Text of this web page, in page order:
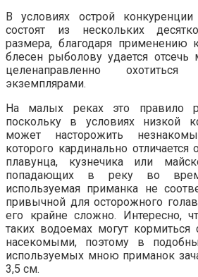
В условиях острой
состоят из нескольких
размера, благодаря применению
блесен рыболову удается
целенаправленно
экземплярами.
На малых реках это правило
поскольку в условиях низкой
может насторожить
которого кардинально
плавунца, кузнечика или
попадающих в реку во
используемая приманка не
привычной для осторожного
его крайне сложно. Интересно,
таких водоемах могут
насекомыми, поэтому в
используемых мною приманок
3,5 см.